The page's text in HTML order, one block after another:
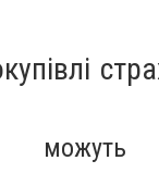
можуть